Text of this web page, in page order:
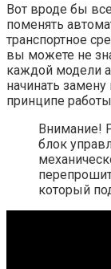
Вот вроде бы
поменять
транспортное
вы можете не
каждой модели
начинать
принципе
Внимание!
блок
который